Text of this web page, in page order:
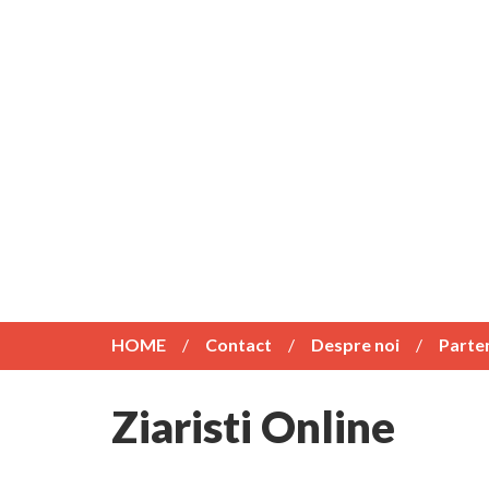
HOME Contact Despre noi
Ziaristi Online